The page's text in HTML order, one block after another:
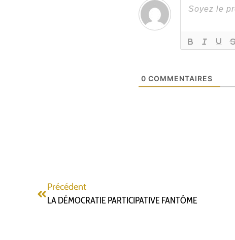
0 COMMENTAIRES
Précédent
LA DÉMOCRATIE PARTICIPATIVE FANTÔME